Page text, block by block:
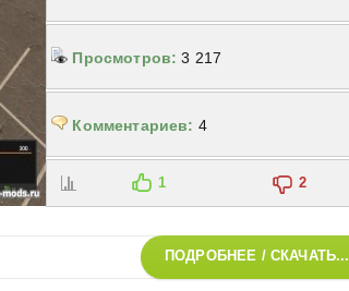
Просмотров: 3 217
Комментариев: 4
1 2
ПОДРОБНЕЕ / СКАЧАТЬ...